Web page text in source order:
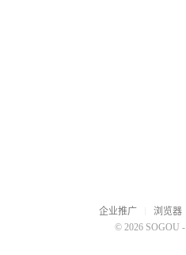
企业推广 浏览器
© 2026 SOGOU -